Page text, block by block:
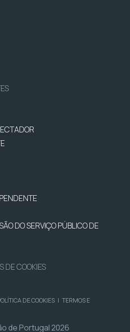
DO SERVIÇO PÚBLICO DE
DE COOKIES
DE COOKIES | TERMOS E
de Portugal 2026